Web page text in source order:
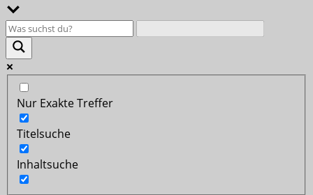
Nur Exakte Treffer
Titelsuche
Inhaltsuche